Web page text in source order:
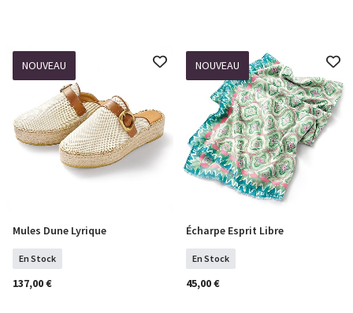
NOUVEAU
Sélectionner Tailles
Mules Dune Lyrique
En Stock
137,00 €
NOUVEAU
COMMANDER
Écharpe Esprit Libre
En Stock
45,00 €